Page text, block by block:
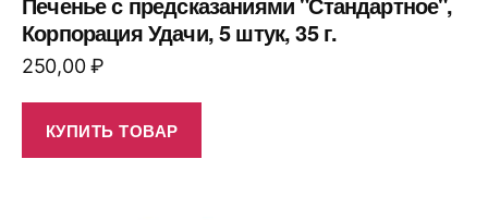
Корпорация Удачи, 5 штук, 35 г.
250,00₽
КУПИТЬ ТОВАР